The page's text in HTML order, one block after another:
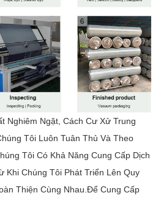
Nghiêm Ngặt, Cách Cư Xử Trung
Tôi Luôn Tuân Thủ Và Theo
Tôi Có Khả Năng Cung Cấp Dịch
Khi Chúng Tôi Phát Triển Lên Quy
Thiện Cùng Nhau.Để Cung Cấp